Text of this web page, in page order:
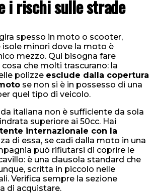
i rischi sulle strade
spesso in moto o scooter,
minori dove la moto è
mezzo. Qui bisogna fare
che molti trascurano: la
polizze esclude dalla copertura
se non si è in possesso di una
quel tipo di veicolo.
italiana non è sufficiente da sola
superiore ai 50cc. Hai
internazionale con la
di essa, se cadi dalla moto in una
può rifiutarsi di coprire le
è una clausola standard che
scritta in piccolo nelle
Verifica sempre la sezione
di acquistare.